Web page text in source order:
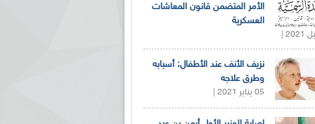
الأمر المتضمن قانون المعاشات
العسكرية
نزيف الأنف عند الأطفال: أسبابه
وطرق علاجه
05 يناير 2021 |